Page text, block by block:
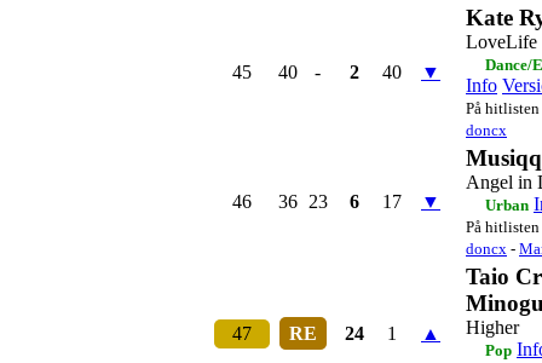
45 40 - 2 40 ▼
Kate
LoveLife
Dance/
Info
På hitlisten
doncx
46 36 23 6 17 ▼
Musiqq
Angel in
Urban
På hitlisten
doncx -
47 RE 24 1 ▲
Taio
Higher
Pop